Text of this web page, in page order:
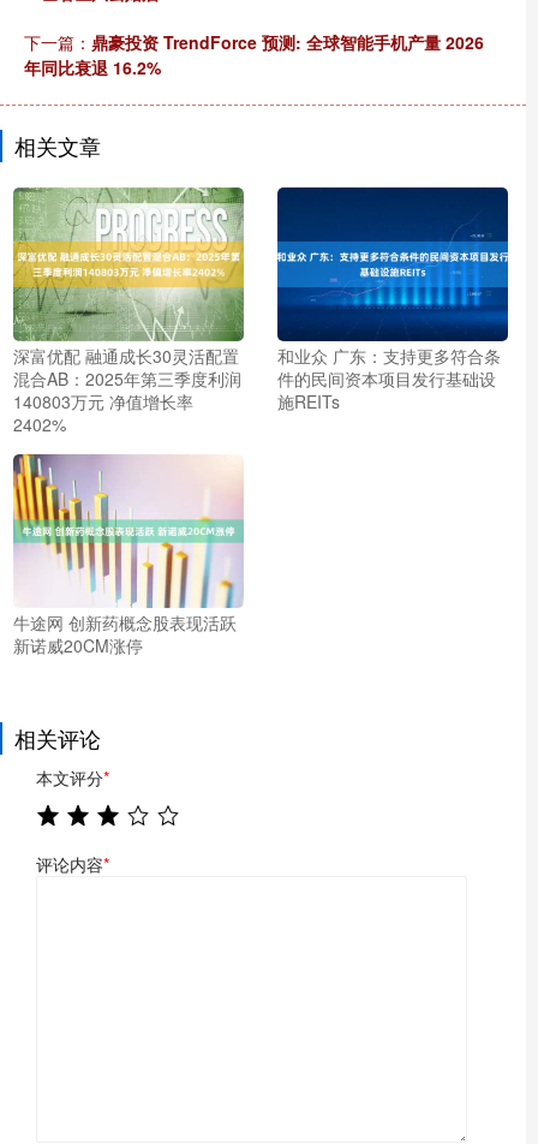
下一篇： 鼎豪投资 TrendForce 预测: 全球智能手机产量 2026
年同比衰退 16.2%
相关文章
深富优配 融通成长30灵活配置
混合AB：2025年第三季度利润
140803万元 净值增长率
2402%
和业众 广东：支持更多符合条
件的民间资本项目发行基础设
施REITs
牛途网 创新药概念股表现活跃
新诺威20CM涨停
相关评论
本文评分*
评论内容*